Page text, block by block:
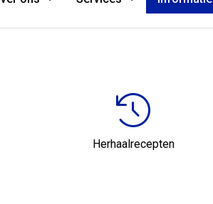
ons
Services
submenu
Herhaalrecepten